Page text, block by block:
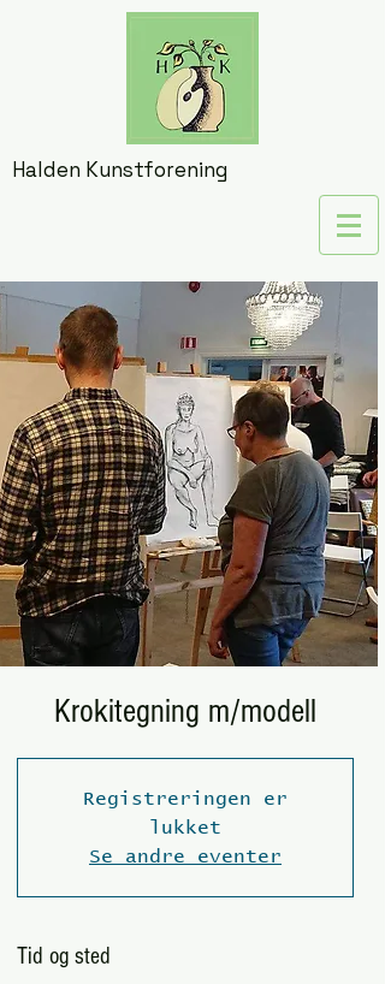
Halden Kunstforening
Krokitegning m/modell
Registreringen er
lukket
Se andre eventer
Tid og sted